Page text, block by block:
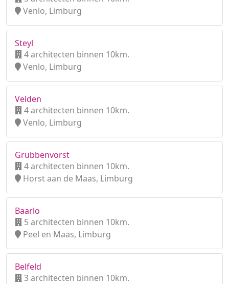
Venlo, Limburg
Steyl
4 architecten binnen 10km.
Venlo, Limburg
Velden
4 architecten binnen 10km.
Venlo, Limburg
Grubbenvorst
4 architecten binnen 10km.
Horst aan de Maas, Limburg
Baarlo
5 architecten binnen 10km.
Peel en Maas, Limburg
Belfeld
3 architecten binnen 10km.